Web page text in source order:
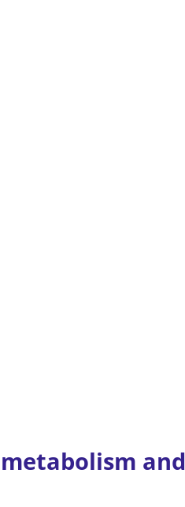
and